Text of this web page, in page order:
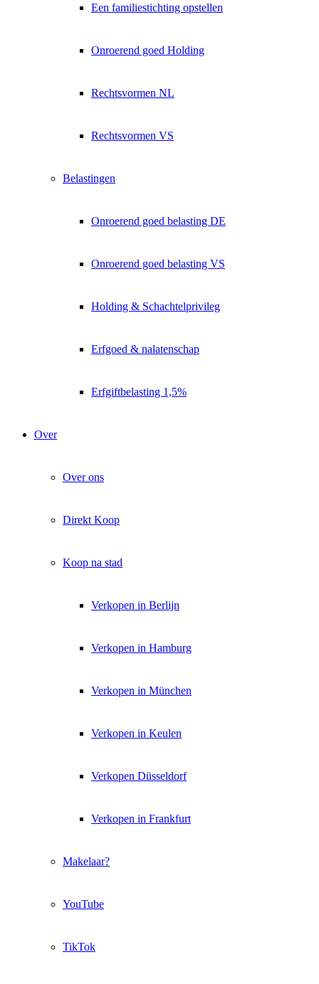
Een familiestichting opstellen
Onroerend goed Holding
Rechtsvormen NL
Rechtsvormen VS
Belastingen
Onroerend goed belasting DE
Onroerend goed belasting VS
Holding & Schachtelprivileg
Erfgoed & nalatenschap
Erfgiftbelasting 1,5%
Over
Over ons
Direkt Koop
Koop na stad
Verkopen in Berlijn
Verkopen in Hamburg
Verkopen in München
Verkopen in Keulen
Verkopen Düsseldorf
Verkopen in Frankfurt
Makelaar?
YouTube
TikTok